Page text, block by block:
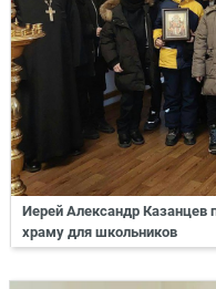
Иерей Александр Казанцев
храму для школьников